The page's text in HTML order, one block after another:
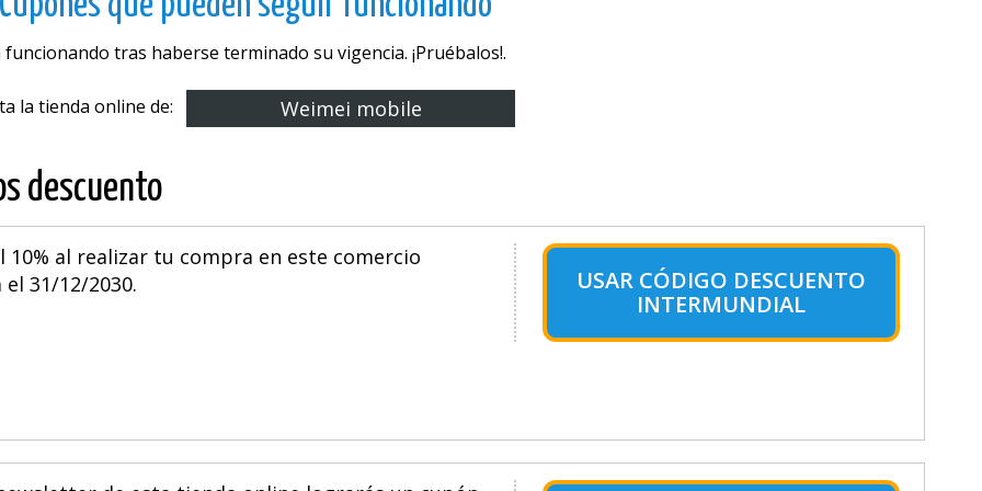
tras haberse terminado su vigencia. ¡Pruébalos!.
la tienda online de: Weimei mobile
descuento
10% al realizar tu compra en este comercio
31/12/2030.
USAR CÓDIGO DESCUENTO
INTERMUNDIAL